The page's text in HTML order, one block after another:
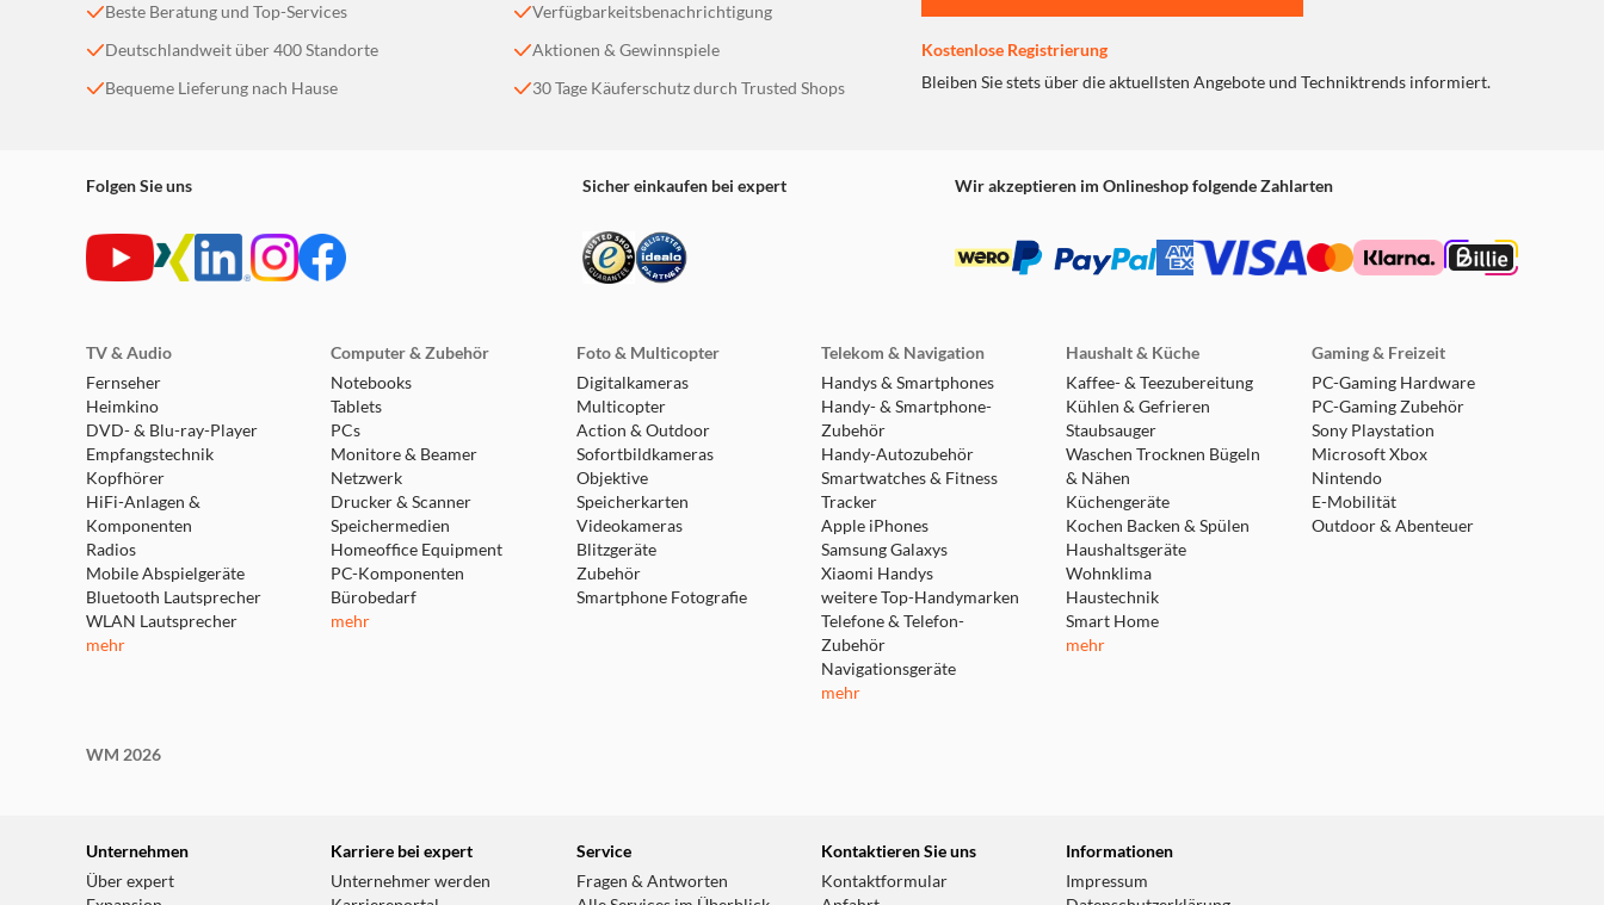
Beste Beratung und Top-Services
Deutschlandweit über 400 Standorte
Bequeme Lieferung nach Hause
Verfügbarkeitsbenachrichtigung
Aktionen & Gewinnspiele
30 Tage Käuferschutz durch Trusted Shops
Kostenlose Registrierung
Bleiben Sie stets über die aktuellsten Angebote und Techniktrends informiert.
Folgen Sie uns Sicher einkaufen bei expert Wir akzeptieren im Onlineshop folgende Zahlarten
TV & Audio
Fernseher
Heimkino
DVD- & Blu-ray-Player
Empfangstechnik
Kopfhörer
HiFi-Anlagen &
Komponenten
Radios
Mobile Abspielgeräte
Bluetooth Lautsprecher
WLAN Lautsprecher
mehr
Computer & Zubehör
Notebooks
Tablets
PCs
Monitore & Beamer
Netzwerk
Drucker & Scanner
Speichermedien
Homeoffice Equipment
PC-Komponenten
Bürobedarf
mehr
Foto & Multicopter
Digitalkameras
Multicopter
Action & Outdoor
Sofortbildkameras
Objektive
Speicherkarten
Videokameras
Blitzgeräte
Zubehör
Smartphone Fotografie
Telekom & Navigation
Handys & Smartphones
Handy- & Smartphone-
Zubehör
Handy-Autozubehör
Smartwatches & Fitness
Tracker
Apple iPhones
Samsung Galaxys
Xiaomi Handys
weitere Top-Handymarken
Telefone & Telefon-
Zubehör
Navigationsgeräte
mehr
Haushalt & Küche
Kaffee- & Teezubereitung
Kühlen & Gefrieren
Staubsauger
Waschen Trocknen Bügeln
& Nähen
Küchengeräte
Kochen Backen & Spülen
Haushaltsgeräte
Wohnklima
Haustechnik
Smart Home
mehr
Gaming & Freizeit
PC-Gaming Hardware
PC-Gaming Zubehör
Sony Playstation
Microsoft Xbox
Nintendo
E-Mobilität
Outdoor & Abenteuer
WM 2026
Unternehmen
Über expert
Karriere bei expert
Unternehmer werden
Service
Fragen & Antworten
Kontaktieren Sie uns
Kontaktformular
Informationen
Impressum